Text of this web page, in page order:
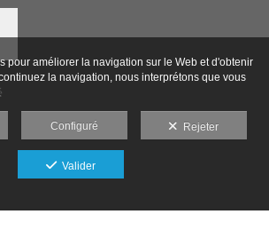
pour améliorer la navigation sur le Web et d'obtenir
la navigation, nous interprétons que vous
Configuré Rejeter
Valider